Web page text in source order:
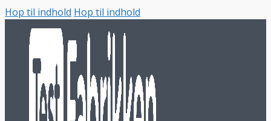
Hop til indhold Hop til indhold